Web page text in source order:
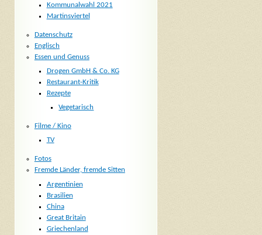
Kommunalwahl 2021
Martinsviertel
Datenschutz
Englisch
Essen und Genuss
Drogen GmbH & Co. KG
Restaurant-Kritik
Rezepte
Vegetarisch
Filme / Kino
TV
Fotos
Fremde Länder, fremde Sitten
Argentinien
Brasilien
China
Great Britain
Griechenland